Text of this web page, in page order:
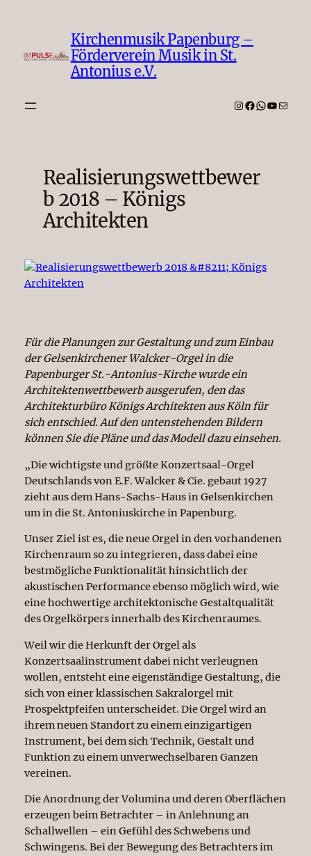
Kirchenmusik Papenburg –
Förderverein Musik in St.
Antonius e.V.
Instagram
Facebook
WhatsApp
E-Mail
Realisierungswettbewer
b 2018 – Königs
Architekten
Für die Planungen zur Gestaltung und zum Einbau
der Gelsenkirchener Walcker-Orgel in die
Papenburger St.-Antonius-Kirche wurde ein
Architektenwettbewerb ausgerufen, den das
Architekturbüro Königs Architekten aus Köln für
sich entschied. Auf den untenstehenden Bildern
können Sie die Pläne und das Modell dazu einsehen.
„Die wichtigste und größte Konzertsaal-Orgel
Deutschlands von E.F. Walcker & Cie. gebaut 1927
zieht aus dem Hans-Sachs-Haus in Gelsenkirchen
um in die St. Antoniuskirche in Papenburg.
Unser Ziel ist es, die neue Orgel in den vorhandenen
Kirchenraum so zu integrieren, dass dabei eine
bestmögliche Funktionalität hinsichtlich der
akustischen Performance ebenso möglich wird, wie
eine hochwertige architektonische Gestaltqualität
des Orgelkörpers innerhalb des Kirchenraumes.
Weil wir die Herkunft der Orgel als
Konzertsaalinstrument dabei nicht verleugnen
wollen, entsteht eine eigenständige Gestaltung, die
sich von einer klassischen Sakralorgel mit
Prospektpfeifen unterscheidet. Die Orgel wird an
ihrem neuen Standort zu einem einzigartigen
Instrument, bei dem sich Technik, Gestalt und
Funktion zu einem unverwechselbaren Ganzen
vereinen.
Die Anordnung der Volumina und deren Oberflächen
erzeugen beim Betrachter – in Anlehnung an
Schallwellen – ein Gefühl des Schwebens und
Schwingens. Bei der Bewegung des Betrachters im